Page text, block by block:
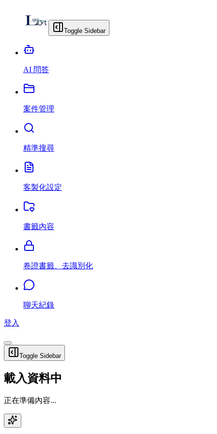
Toggle Sidebar
AI 問答
案件管理
精準搜尋
客製化設定
書籤內容
卷證書籤、去識別化
聊天紀錄
登入
Toggle Sidebar
載入資料中
正在準備內容...